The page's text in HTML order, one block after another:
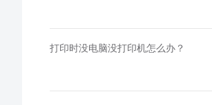
打印时没电脑没打印机怎么办？